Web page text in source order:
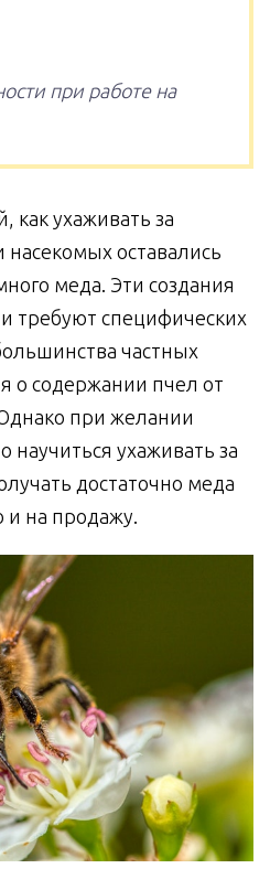
при работе на
как ухаживать за
оставались
меда. Эти создания
требуют специфических
частных
о содержании пчел от
при желании
научиться ухаживать за
достаточно меда
и на продажу.